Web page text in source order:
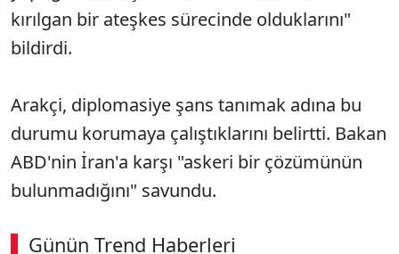
kırılgan bir ateşkes sürecinde olduklarını"
bildirdi.
Arakçi, diplomasiye şans tanımak adına bu
durumu korumaya çalıştıklarını belirtti. Bakan
ABD'nin İran'a karşı "askeri bir çözümünün
bulunmadığını" savundu.
Günün Trend Haberleri